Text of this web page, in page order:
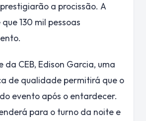
a procissão. A
130 mil pessoas
da CEB, Edison Garcia, uma
de qualidade permitirá que o
evento após o entardecer.
para o turno da noite e